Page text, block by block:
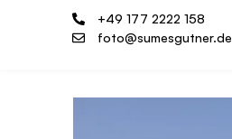
+49 177 2222 158
foto@sumesgutner.de